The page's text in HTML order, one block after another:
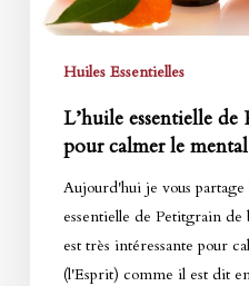
calmer
mentalHuiles Essentielles
L’huile essentielle
pour calmer le mental
Aujourd'hui je vous partage
essentielle de Petitgrain
est très intéressante pour
(l'Esprit) comme il est dit